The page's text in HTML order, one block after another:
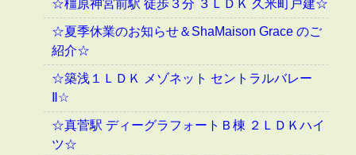
☆橿原神宮前駅 徒歩３分 ３ＬＤＫ 久米町戸建☆
☆夏季休業のお知らせ＆ShaMaison Grace のご
紹介☆
☆築浅１ＬＤＫ メゾネット セントラルバレー
Ⅱ☆
☆真菅駅 ディーグラフォートＢ棟 ２ＬＤＫハイ
ツ☆